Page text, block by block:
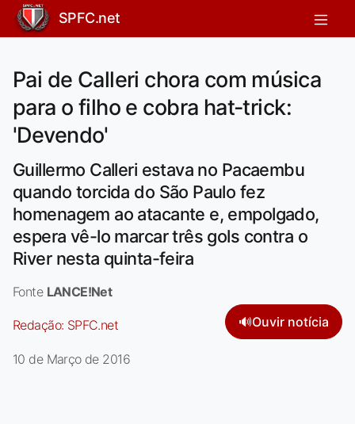
SPFC.net
Pai de Calleri chora com música
para o filho e cobra hat-trick:
'Devendo'
Guillermo Calleri estava no Pacaembu
quando torcida do São Paulo fez
homenagem ao atacante e, empolgado,
espera vê-lo marcar três gols contra o
River nesta quinta-feira
Fonte LANCE!Net
Redação: SPFC.net 🔊Ouvir notícia
10 de Março de 2016